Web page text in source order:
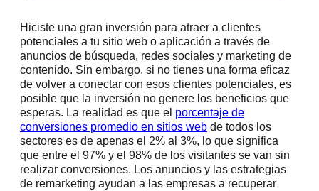
Hiciste una gran inversión para atraer a clientes
potenciales a tu sitio web o aplicación a través de
anuncios de búsqueda, redes sociales y marketing de
contenido. Sin embargo, si no tienes una forma eficaz
de volver a conectar con esos clientes potenciales, es
posible que la inversión no genere los beneficios que
esperas. La realidad es que el porcentaje de
conversiones promedio en sitios web de todos los
sectores es de apenas el 2% al 3%, lo que significa
que entre el 97% y el 98% de los visitantes se van sin
realizar conversiones. Los anuncios y las estrategias
de remarketing ayudan a las empresas a recuperar